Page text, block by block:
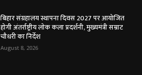
बिहार संग्रहालय स्थापना दिवस 2027 पर आयोजित
होगी अंतर्राष्ट्रीय लोक कला प्रदर्शनी, मुख्यमंत्री सम्राट
चौधरी का निर्देश
August 8, 2026